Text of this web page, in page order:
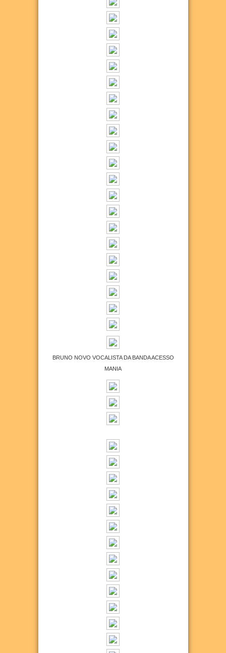
BRUNO NOVO VOCALISTA DA BANDA ACESSO
MANIA